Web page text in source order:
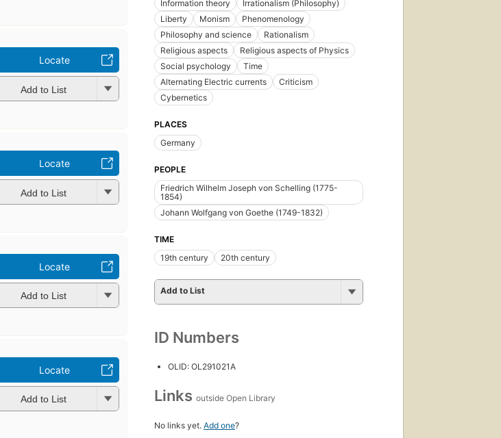
Locate
Add to List
Locate
Add to List
Locate
Add to List
Locate
Add to List
Information theory
Irrationalism (Philosophy)
Liberty
Monism
Phenomenology
Philosophy and science
Rationalism
Religious aspects
Religious aspects of Physics
Social psychology
Time
Alternating Electric currents
Criticism
Cybernetics
PLACES
Germany
PEOPLE
Friedrich Wilhelm Joseph von Schelling (1775-
1854)
Johann Wolfgang von Goethe (1749-1832)
TIME
19th century
20th century
Add to List
ID Numbers
OLID: OL291021A
Links outside Open Library
No links yet. Add one?